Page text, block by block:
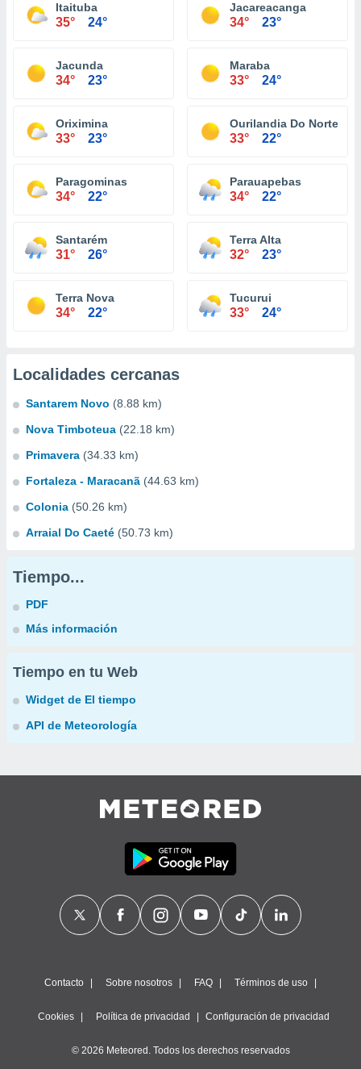
Itaituba
35° 24°
Jacareacanga
34° 23°
Jacunda
34° 23°
Maraba
33° 24°
Oriximina
33° 23°
Ourilandia Do Norte
33° 22°
Paragominas
34° 22°
Parauapebas
34° 22°
Santarém
31° 26°
Terra Alta
32° 23°
Terra Nova
34° 22°
Tucurui
33° 24°
Localidades cercanas
Santarem Novo (8.88 km)
Nova Timboteua (22.18 km)
Primavera (34.33 km)
Fortaleza - Maracanã (44.63 km)
Colonia (50.26 km)
Arraial Do Caeté (50.73 km)
Tiempo...
PDF
Más información
Tiempo en tu Web
Widget de El tiempo
API de Meteorología
Contacto Sobre nosotros FAQ Términos de uso
Cookies Política de privacidad Configuración de privacidad
© 2026 Meteored. Todos los derechos reservados